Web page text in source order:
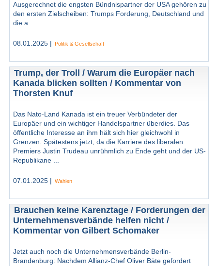
Ausgerechnet die engsten Bündnispartner der USA gehören zu
den ersten Zielscheiben: Trumps Forderung, Deutschland und
die a ...
08.01.2025 | Politik & Gesellschaft
Trump, der Troll / Warum die Europäer nach
Kanada blicken sollten / Kommentar von
Thorsten Knuf
Das Nato-Land Kanada ist ein treuer Verbündeter der
Europäer und ein wichtiger Handelspartner überdies. Das
öffentliche Interesse an ihm hält sich hier gleichwohl in
Grenzen. Spätestens jetzt, da die Karriere des liberalen
Premiers Justin Trudeau unrühmlich zu Ende geht und der US-
Republikane ...
07.01.2025 | Wahlen
Brauchen keine Karenztage / Forderungen der
Unternehmensverbände helfen nicht /
Kommentar von Gilbert Schomaker
Jetzt auch noch die Unternehmensverbände Berlin-
Brandenburg: Nachdem Allianz-Chef Oliver Bäte gefordert